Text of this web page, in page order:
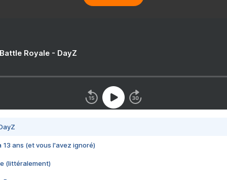
Royale - DayZ
13 ans (et vous l'avez ignoré)
(littéralement)